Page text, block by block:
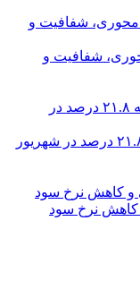
عدالت‌محوری، شفافیت و
افزایش تورم تولیدکننده در صنعت به ۲۱.۸ درصد در شهریور
کاهش نرخ سود